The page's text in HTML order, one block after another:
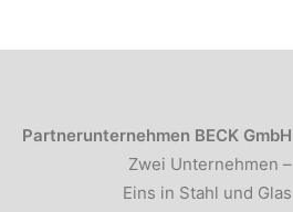
Partnerunternehmen BECK GmbH
Zwei Unternehmen –
Eins in Stahl und Glas